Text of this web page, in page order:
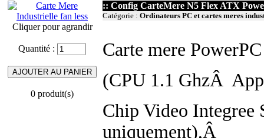
Cliquer pour agrandir
Quantité :
0 produit(s)
:: Config CarteMere N5 Flex ATX
Catégorie : Ordinateurs PC et cartes meres
Carte mere
(CPU 1.1 GhzÂ
Chip Video
uniquement),Â